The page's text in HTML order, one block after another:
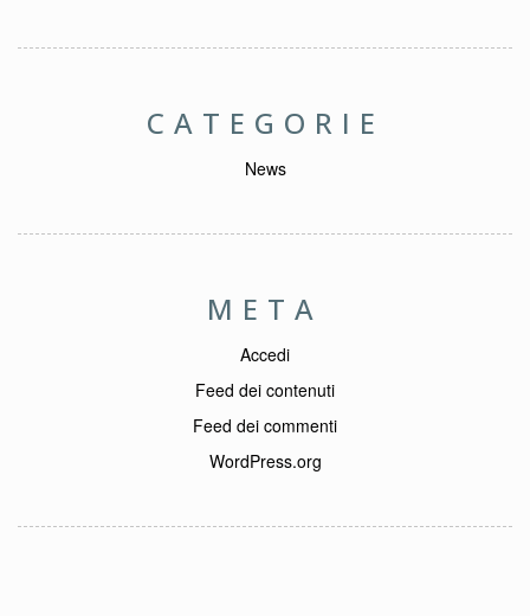
CATEGORIE
News
META
Accedi
Feed dei contenuti
Feed dei commenti
WordPress.org